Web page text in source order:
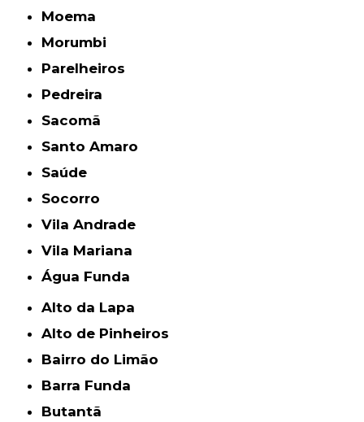
Moema
Morumbi
Parelheiros
Pedreira
Sacomã
Santo Amaro
Saúde
Socorro
Vila Andrade
Vila Mariana
Água Funda
Alto da Lapa
Alto de Pinheiros
Bairro do Limão
Barra Funda
Butantã